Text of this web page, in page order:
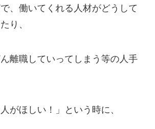
、働いてくれる人材がどうして
り、
離職していってしまう等の人手
がほしい！」という時に、